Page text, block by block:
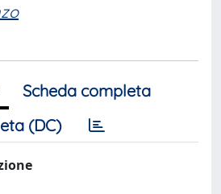
Scheda completa
(DC)